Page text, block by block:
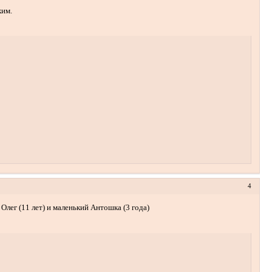
4
(11 лет) и маленький Антошка (3 года)